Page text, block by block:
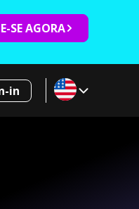
SE AGORA
in